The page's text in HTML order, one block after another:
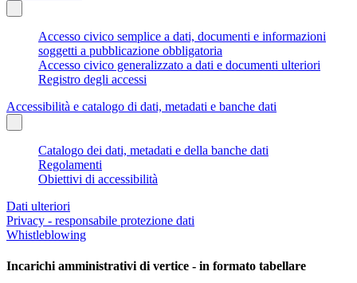
Accesso civico semplice a dati, documenti e informazioni
soggetti a pubblicazione obbligatoria
Accesso civico generalizzato a dati e documenti ulteriori
Registro degli accessi
Accessibilità e catalogo di dati, metadati e banche dati
Catalogo dei dati, metadati e della banche dati
Regolamenti
Obiettivi di accessibilità
Dati ulteriori
Privacy - responsabile protezione dati
Whistleblowing
Incarichi amministrativi di vertice - in formato tabellare